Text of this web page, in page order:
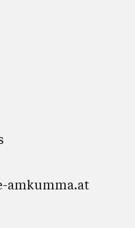
amkumma.at